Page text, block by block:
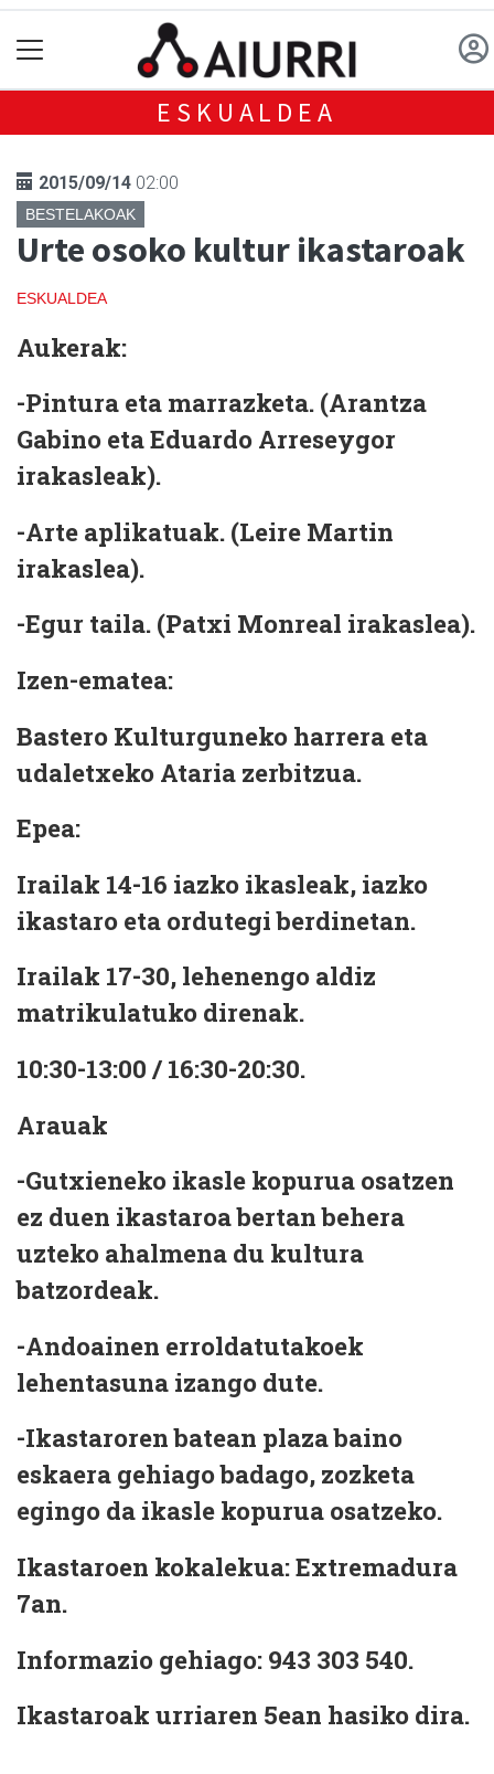
ESKUALDEA
2015/09/14 02:00
BESTELAKOAK
Urte osoko kultur ikastaroak
ESKUALDEA
Aukerak:
-Pintura eta marrazketa. (Arantza
Gabino eta Eduardo Arreseygor
irakasleak).
-Arte aplikatuak. (Leire Martin
irakaslea).
-Egur taila. (Patxi Monreal irakaslea).
Izen-ematea:
Bastero Kulturguneko harrera eta
udaletxeko Ataria zerbitzua.
Epea:
Irailak 14-16 iazko ikasleak, iazko
ikastaro eta ordutegi berdinetan.
Irailak 17-30, lehenengo aldiz
matrikulatuko direnak.
10:30-13:00 / 16:30-20:30.
Arauak
-Gutxieneko ikasle kopurua osatzen
ez duen ikastaroa bertan behera
uzteko ahalmena du kultura
batzordeak.
-Andoainen erroldatutakoek
lehentasuna izango dute.
-Ikastaroren batean plaza baino
eskaera gehiago badago, zozketa
egingo da ikasle kopurua osatzeko.
Ikastaroen kokalekua:Extremadura
7an.
Informazio gehiago: 943 303 540.
Ikastaroak urriaren 5ean hasiko dira.